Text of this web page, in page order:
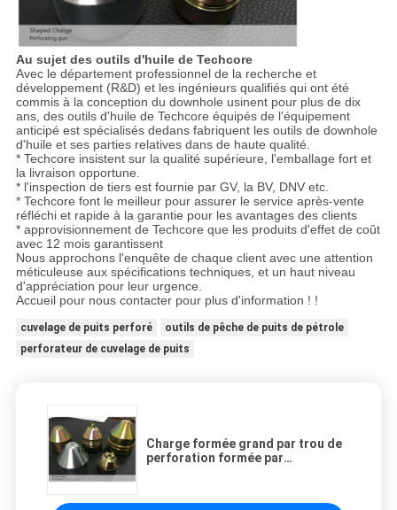
Au sujet des outils d'huile de Techcore
Avec le département professionnel de la recherche et
développement (R&D) et les ingénieurs qualifiés qui ont été
commis à la conception du downhole usinent pour plus de dix
ans, des outils d'huile de Techcore équipés de l'équipement
anticipé est spécialisés dedans fabriquent les outils de downhole
d'huile et ses parties relatives dans de haute qualité.
* Techcore insistent sur la qualité supérieure, l'emballage fort et
la livraison opportune.
* l'inspection de tiers est fournie par GV, la BV, DNV etc.
* Techcore font le meilleur pour assurer le service après-vente
réfléchi et rapide à la garantie pour les avantages des clients
* approvisionnement de Techcore que les produits d'effet de coût
avec 12 mois garantissent
Nous approchons l'enquête de chaque client avec une attention
méticuleuse aux spécifications techniques, et un haut niveau
d'appréciation pour leur urgence.
Accueil pour nous contacter pour plus d'information ! !
cuvelage de puits perforé
outils de pêche de puits de pétrole
perforateur de cuvelage de puits
Charge formée grand par trou de
perforation formée par